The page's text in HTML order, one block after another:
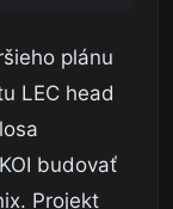
plánu
LEC head
budovať
Projekt